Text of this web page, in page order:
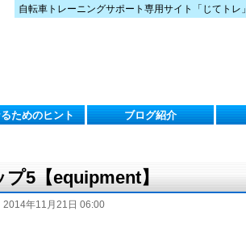
自転車トレーニングサポート専用サイト「じてトレ」
ためのヒント ブログ紹介
プ5【equipment】
2014年11月21日 06:00